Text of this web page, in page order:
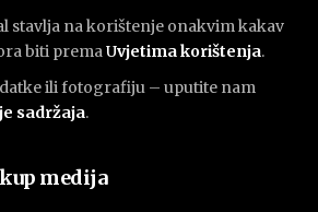
stavlja na korištenje onakvim kakav
biti premaUvjetima korištenja.
ili fotografiju – uputite nam
sadržaja.
medija